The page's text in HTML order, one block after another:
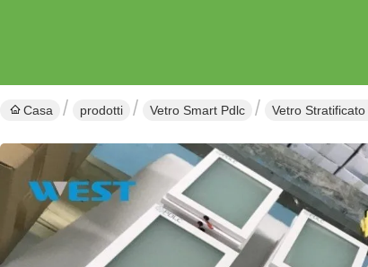
Casa prodotti Vetro Smart Pdlc Vetro